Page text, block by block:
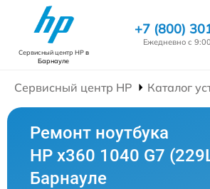
Сервисный центр HPв
Барнауле
+7 (800)
Ежедневно с
Сервисный центр HP Каталог
Ремонт ноутбука
HP x360 1040 G7
Барнауле